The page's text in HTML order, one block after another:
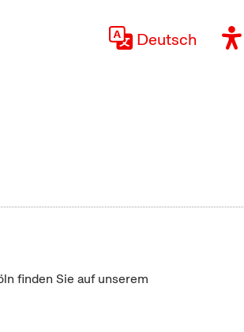
Deutsch
finden Sie auf unserem